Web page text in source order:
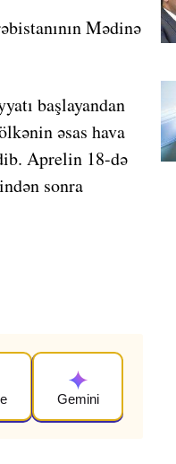
Mədinə
başlayandan
əsas hava
Aprelin 18-də
sonra
Gemini